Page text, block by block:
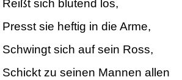
Reißt sich blutend los,
Presst sie heftig in die Arme,
Schwingt sich auf sein Ross,
Schickt zu seinen Mannen allen